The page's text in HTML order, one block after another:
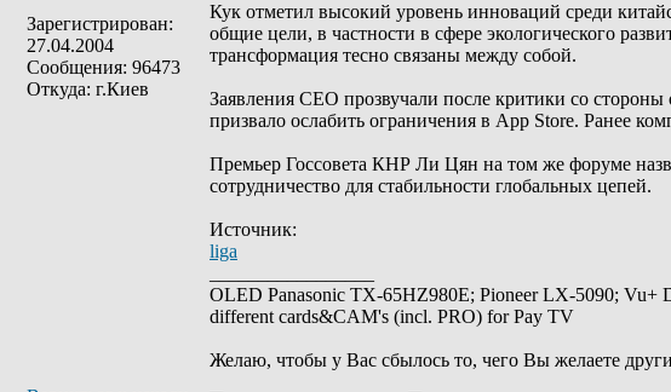
Зарегистрирован:
27.04.2004
Сообщения: 96473
Откуда: г.Киев
Кук отметил высокий уровень инноваций среди
общие цели, в частности в сфере экологического
трансформация тесно связаны между собой.
Заявления CEO прозвучали после критики со
призвало ослабить ограничения в App Store. Ранее
Премьер Госсовета КНР Ли Цян на том же форуме
сотрудничество для стабильности глобальных цепей.
Источник:
liga
OLED Panasonic TX-65HZ980E; Pioneer LX-5090;
different cards&CAM's (incl. PRO) for Pay TV
Желаю, чтобы у Вас сбылось то, чего Вы желаете